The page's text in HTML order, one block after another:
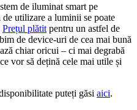
de iluminat smart pe
utilizare a luminii se poate
Prețul plătit pentru un astfel de
de device-uri de cea mai bună
chiar oricui – ci mai degrabă
vor să dețină cele mai utile și
puteți găsi aici.